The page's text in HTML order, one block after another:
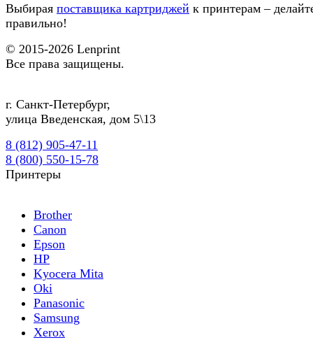
Выбирая поставщика картриджей к принтерам –
правильно!
© 2015-2026 Lenprint
Все права защищены.
г. Санкт-Петербург,
улица Введенская, дом 5\13
8 (812) 905-47-11
8 (800) 550-15-78
Принтеры
Brother
Canon
Epson
HP
Kyocera Mita
Oki
Panasonic
Samsung
Xerox